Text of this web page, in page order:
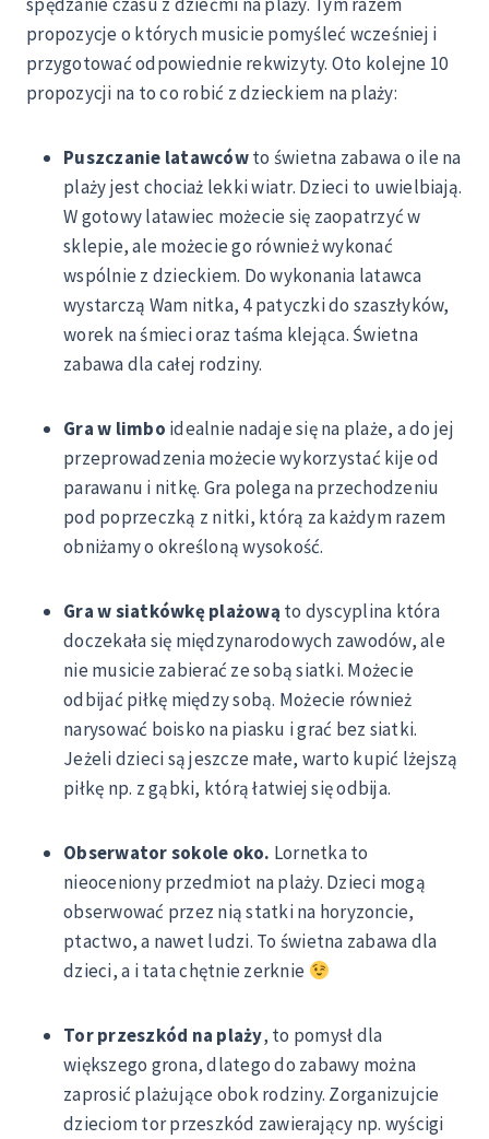
propozycje o których musicie pomyśleć wcześniej i
przygotować odpowiednie rekwizyty. Oto kolejne 10
propozycji na to co robić z dzieckiem na plaży:
Puszczanie latawcówto świetna zabawa o ile na
plaży jest chociaż lekki wiatr. Dzieci to uwielbiają.
W gotowy latawiec możecie się zaopatrzyć w
sklepie, ale możecie go również wykonać
wspólnie z dzieckiem. Do wykonania latawca
wystarczą Wam nitka, 4 patyczki do szaszłyków,
worek na śmieci oraz taśma klejąca. Świetna
zabawa dla całej rodziny.
Gra w limbo idealnie nadaje się na plaże, a do jej
przeprowadzenia możecie wykorzystać kije od
parawanu i nitkę. Gra polega na przechodzeniu
pod poprzeczką z nitki, którą za każdym razem
obniżamy o określoną wysokość.
Gra w siatkówkę plażową to dyscyplina która
doczekała się międzynarodowych zawodów, ale
nie musicie zabierać ze sobą siatki. Możecie
odbijać piłkę między sobą. Możecie również
narysować boisko na piasku i grać bez siatki.
Jeżeli dzieci są jeszcze małe, warto kupić lżejszą
piłkę np. z gąbki, którą łatwiej się odbija.
Obserwator sokole oko. Lornetka to
nieoceniony przedmiot na plaży. Dzieci mogą
obserwować przez nią statki na horyzoncie,
ptactwo, a nawet ludzi. To świetna zabawa dla
dzieci, a i tata chętnie zerknie
Tor przeszkód na plaży, to pomysł dla
większego grona, dlatego do zabawy można
zaprosić plażujące obok rodziny. Zorganizujcie
dzieciom tor przeszkód zawierający np. wyścigi